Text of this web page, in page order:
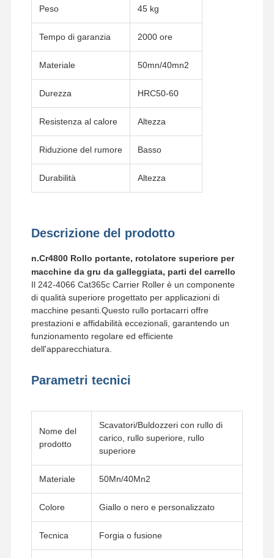
Chi Siamo Fatory Tour
Controllo Di
Qualità
Notizie
Un
Preventivo
Parti di sottocarro
rotolo a rotaia
Rulli portanti
Front Idler
Peso 45 kg
Tempo di garanzia 2000 ore
Materiale 50mn/40mn2
Durezza HRC50-60
Resistenza al calore Altezza
Riduzione del rumore Basso
Durabilità Altezza
Descrizione del prodotto
n.Cr4800 Rollo portante, rotolatore superiore per
macchine da gru da galleggiata, parti del carrello
Il 242-4066 Cat365c Carrier Roller è un componente
di qualità superiore progettato per applicazioni di
macchine pesanti.Questo rullo portacarri offre
prestazioni e affidabilità eccezionali, garantendo un
funzionamento regolare ed efficiente
dell'apparecchiatura.
Parametri tecnici
Nome del
prodotto
Scavatori/Buldozzeri con rullo di
carico, rullo superiore, rullo
superiore
Materiale 50Mn/40Mn2
Colore Giallo o nero e personalizzato
Tecnica Forgia o fusione